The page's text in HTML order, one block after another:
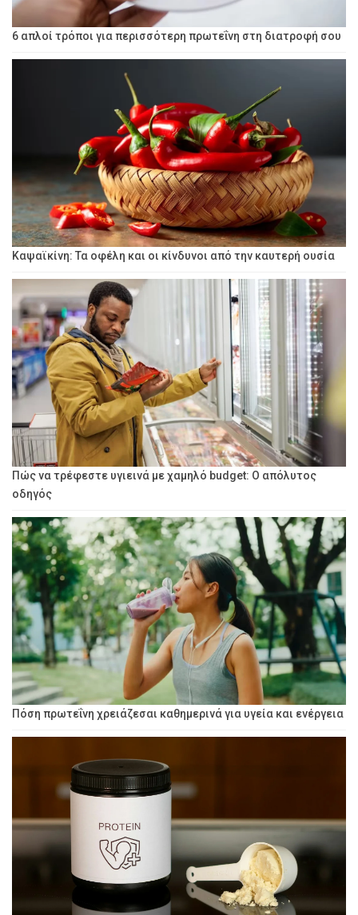
6 απλοί τρόποι για περισσότερη πρωτεΐνη στη διατροφή σου
Καψαϊκίνη: Τα οφέλη και οι κίνδυνοι από την καυτερή ουσία
Πώς να τρέφεστε υγιεινά με χαμηλό budget: Ο απόλυτος
οδηγός
Πόση πρωτεΐνη χρειάζεσαι καθημερινά για υγεία και ενέργεια